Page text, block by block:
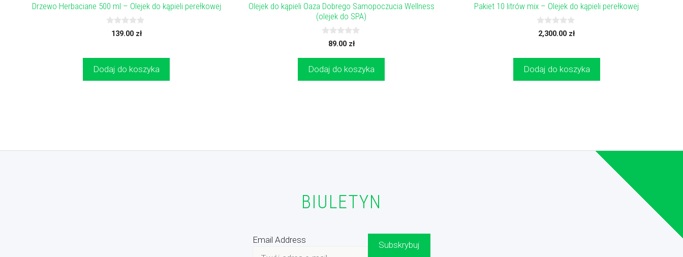
Drzewo Herbaciane 500 ml – Olejek do kąpieli perełkowej
139.00 zł
Dodaj do koszyka
Olejek do kąpieli Oaza Dobrego Samopoczucia Wellness
(olejek do SPA)
89.00 zł
Dodaj do koszyka
Pakiet 10 litrów mix – Olejek do kąpieli perełkowej
0
z2,300.00 zł
Dodaj do koszyka
BIULETYN
Email Address